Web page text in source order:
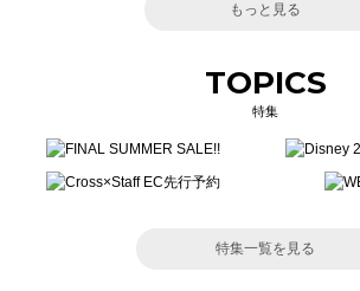
もっと見る
TOPICS
特集
特集一覧を見る